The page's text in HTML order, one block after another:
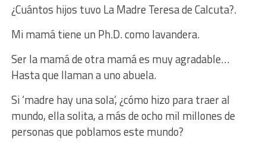
¿Cuántos hijos tuvo La Madre Teresa de Calcuta?.
Mi mamá tiene un Ph.D. como lavandera.
Ser la mamá de otra mamá es muy agradable…
Hasta que llaman a uno abuela.
Si ‘madre hay una sola’, ¿cómo hizo para traer al
mundo, ella solita, a más de ocho mil millones de
personas que poblamos este mundo?